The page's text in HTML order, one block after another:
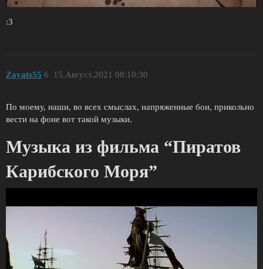
:3
Zayats55 15.Август.2021 08:10:30
6
По моему, наши, во всех смыслах, напряженные бои, прикольно
вести на фоне вот такой музыки.
Музыка из фильма “Пиратов
Карибского Моря”